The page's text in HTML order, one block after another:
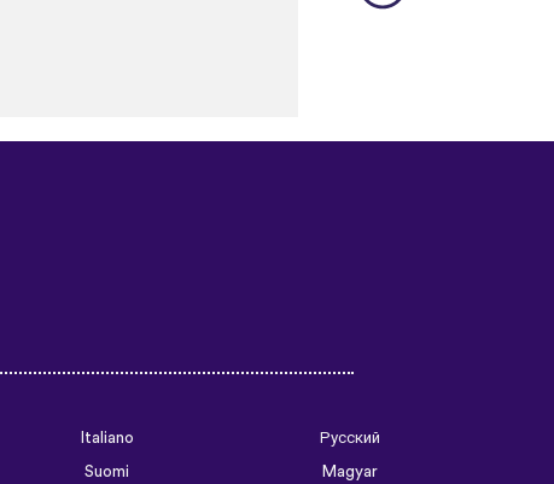
Italiano
Русский
日本語
Čeština
فارسی (ایران)
Bahasa Indonesia